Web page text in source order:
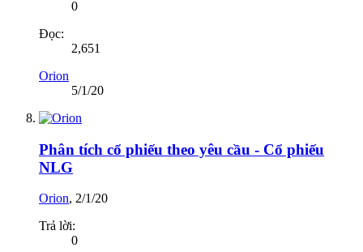
0
Đọc:
2,651
Orion
5/1/20
Phân tích cổ phiếu theo yêu cầu - Cổ phiếu
NLG
Orion, 2/1/20
Trả lời:
0